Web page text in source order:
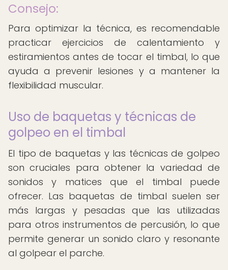
Consejo:
Para optimizar la técnica, es recomendable
practicar ejercicios de calentamiento y
estiramientos antes de tocar el timbal, lo que
ayuda a prevenir lesiones y a mantener la
flexibilidad muscular.
Uso de baquetas y técnicas de
golpeo en el timbal
El tipo de baquetas y las técnicas de golpeo
son cruciales para obtener la variedad de
sonidos y matices que el timbal puede
ofrecer. Las baquetas de timbal suelen ser
más largas y pesadas que las utilizadas
para otros instrumentos de percusión, lo que
permite generar un sonido claro y resonante
al golpear el parche.